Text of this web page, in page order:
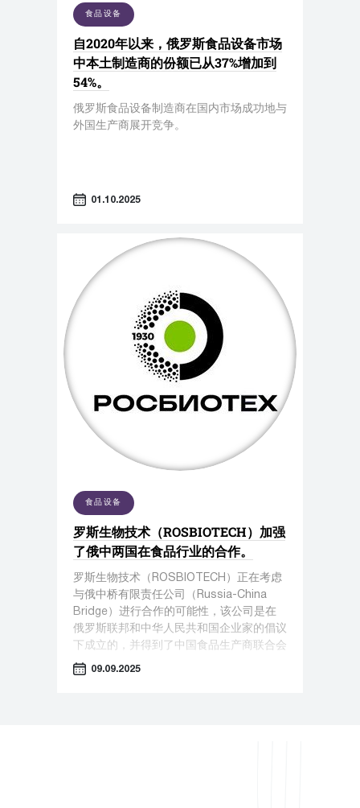
食品设备
自2020年以来，俄罗斯食品设备市场
中本土制造商的份额已从37%增加到
54%。
俄罗斯食品设备制造商在国内市场成功地与
外国生产商展开竞争。
01.10.2025
食品设备
罗斯生物技术（ROSBIOTECH）加强
了俄中两国在食品行业的合作。
罗斯生物技术（ROSBIOTECH）正在考虑
与俄中桥有限责任公司（Russia-China
Bridge）进行合作的可能性，该公司是在
俄罗斯联邦和中华人民共和国企业家的倡议
下成立的，并得到了中国食品生产商联合会
的积极参与。
09.09.2025